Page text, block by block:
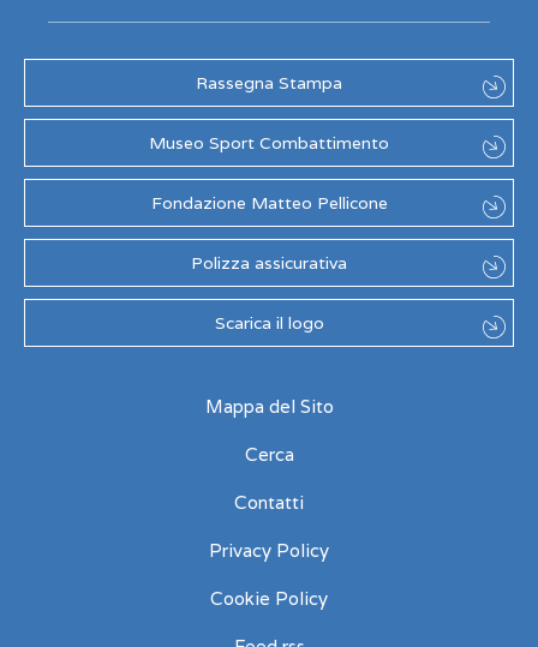
Rassegna Stampa
Museo Sport Combattimento
Fondazione Matteo Pellicone
Polizza assicurativa
Scarica il logo
Mappa del Sito
Cerca
Contatti
Privacy Policy
Cookie Policy